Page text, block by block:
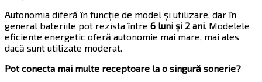
Autonomia diferă în funcție de model și utilizare, dar în
general bateriile pot rezista între 6 luni și 2 ani . Modelele
eficiente energetic oferă autonomie mai mare, mai ales
dacă sunt utilizate moderat.
Pot conecta mai multe receptoare la o singură sonerie?